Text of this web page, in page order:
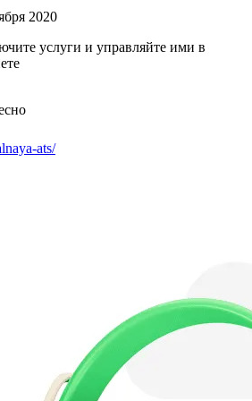
2020
услуги и управляйте ими в
ats/